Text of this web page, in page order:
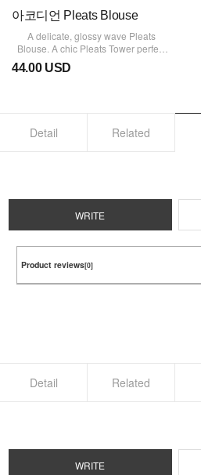
아코디언 Pleats Blouse
A delicate, glossy wave Pleats
Blouse. A chic Pleats Tower perfect
for adding a light key point!
44.00 USD
Detail Related
WRITE
Product reviews[0]
Detail Related
WRITE